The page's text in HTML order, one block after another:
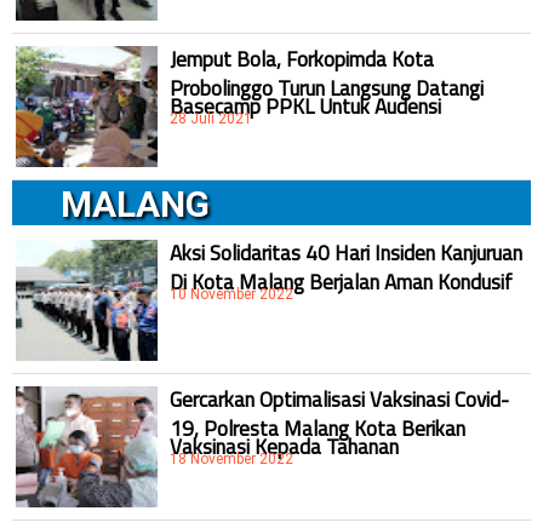
Jemput Bola, Forkopimda Kota
Probolinggo Turun Langsung Datangi
Basecamp PPKL Untuk Audensi
28 Juli 2021
MALANG
Aksi Solidaritas 40 Hari Insiden Kanjuruan
Di Kota Malang Berjalan Aman Kondusif
10 November 2022
Gercarkan Optimalisasi Vaksinasi Covid-
19, Polresta Malang Kota Berikan
Vaksinasi Kepada Tahanan
18 November 2022